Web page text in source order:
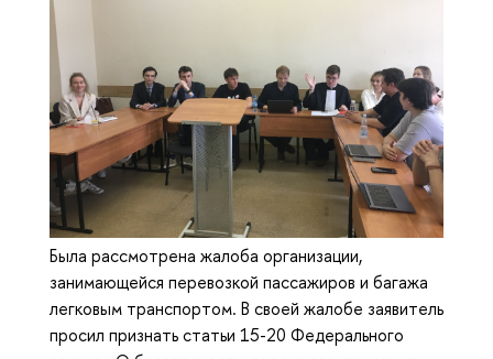
Была рассмотрена жалоба организации,
занимающейся перевозкой пассажиров и багажа
легковым транспортом. В своей жалобе заявитель
просил признать статьи 15-20 Федерального